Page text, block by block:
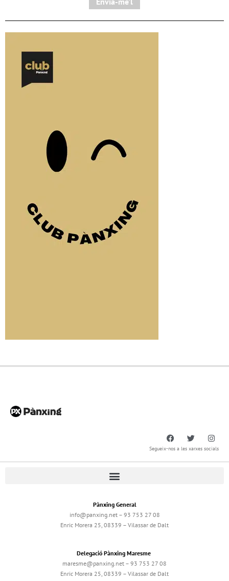
Segueix-nos a les xarxes socials
Pànxing General
info@panxing.net – 93 753 27 08
Enric Morera 25, 08339 – Vilassar de Dalt
Delegació Pànxing Maresme
maresme@panxing.net – 93 753 27 08
Enric Morera 25, 08339 – Vilassar de Dalt